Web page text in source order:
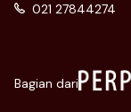
Bagian dari
021 27844274